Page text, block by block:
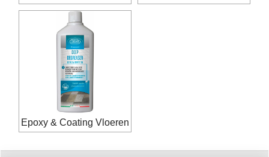
Epoxy & Coating Vloeren